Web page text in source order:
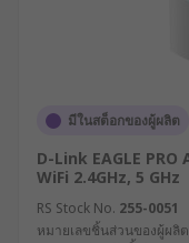
อัจฉริยะ
ควบคุมการทำง
ลดค่าใช้จ่ายใน
สูงกว่า แต่ด้วย
มีในสต็อกของผู้ผลิต
D-Link EAGLE
WiFi 2.4GHz, 5 GHz
RS Stock No. 255-0051
หมายเลขชิ้นส่วนของผู้ผลิ